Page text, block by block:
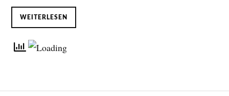
WEITERLESEN